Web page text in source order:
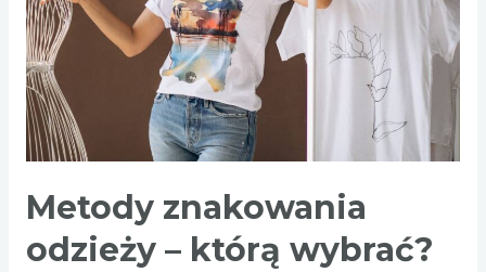
w
każdej
branży?
Odpowiadamy.
Metody znakowania
odzieży – którą wybrać?